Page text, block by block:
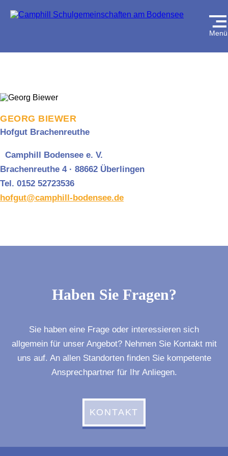
Menü
GEORG BIEWER
Hofgut Brachenreuthe
Camphill Bodensee e. V.
Brachenreuthe 4 · 88662 Überlingen
Tel. 0152 52723536
hofgut@camphill-bodensee.de
Haben Sie Fragen?
Sie haben eine Frage oder interessieren sich
allgemein für unser Angebot? Nehmen Sie Kontakt mit
uns auf. An allen Standorten finden Sie kompetente
Ansprechpartner für Ihr Anliegen.
KONTAKT